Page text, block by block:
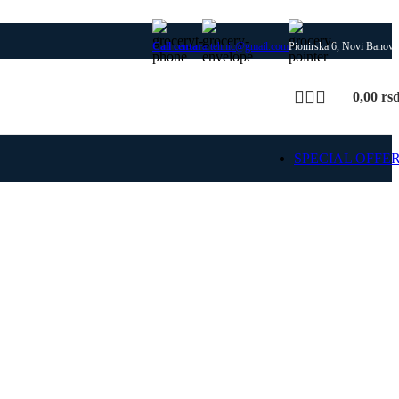
Call centarartehnic@gmail.comPionirska 6, Novi
0,00
SPECIAL